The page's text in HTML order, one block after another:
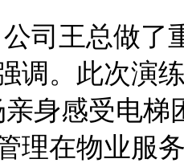
司王总做了
调。此次演
亲身感受电
理在物业服